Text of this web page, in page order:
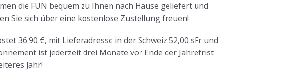
die FUN bequem zu Ihnen nach Hause geliefert und
Sie sich über eine kostenlose Zustellung freuen!
36,90 €, mit Lieferadresse in der Schweiz 52,00 sFr und
ist jederzeit drei Monate vor Ende der Jahrefrist
Jahr!